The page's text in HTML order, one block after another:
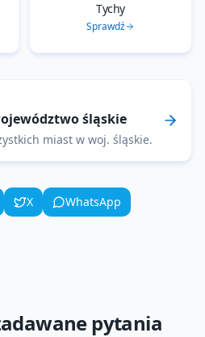
Tychy
Sprawdź
śląskie
miast w woj. śląskie.
X
WhatsApp
pytania